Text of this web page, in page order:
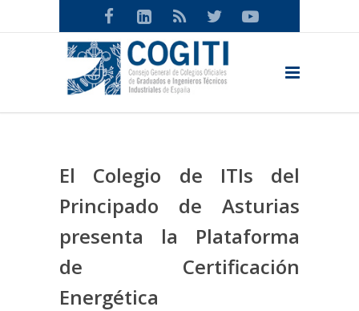
El Colegio de ITIs del
Principado de Asturias
presenta la Plataforma
de Certificación
Energética